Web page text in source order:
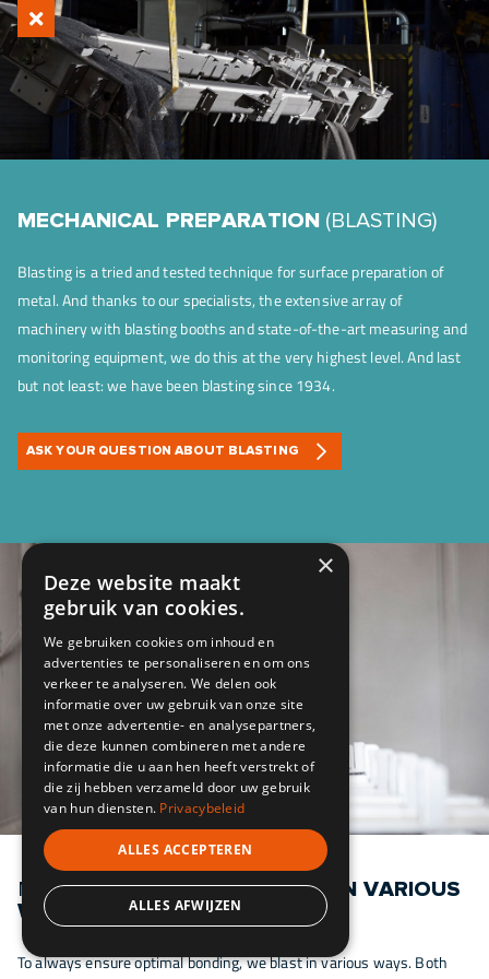
MECHANICAL PREPARATION (BLASTING)
Blasting is a tried and tested technique for surface preparation of
metal. And thanks to our specialists, the extensive array of
machinery with blasting booths and state-of-the-art measuring and
monitoring equipment, we do this at the very highest level. And last
but not least: we have been blasting since 1934.
ASK YOUR QUESTION ABOUT BLASTING
MANUALLY ANDAUTOMATED IN VARIOUS
WAYS
To always ensure optimal bonding, we blast in various ways. Both
×
Deze website maakt
gebruik van cookies.
We gebruiken cookies om inhoud en
advertenties te personaliseren en om ons
verkeer te analyseren. We delen ook
informatie over uw gebruik van onze site
met onze advertentie- en analysepartners,
die deze kunnen combineren met andere
informatie die u aan hen heeft verstrekt of
die zij hebben verzameld door uw gebruik
van hun diensten. Privacybeleid
ALLES ACCEPTEREN
ALLES AFWIJZEN